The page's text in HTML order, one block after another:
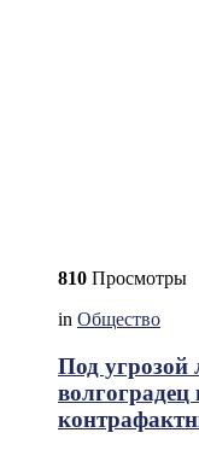
810 Просмотры
in Общество
Под угрозой